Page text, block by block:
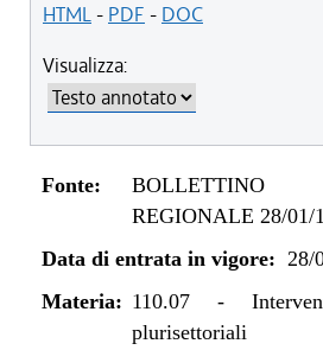
HTML- PDF - DOC
Visualizza:
Fonte:
REGIONALE 28/01/
Data di entrata in vigore: 28/
Materia: 110.07-
plurisettoriali